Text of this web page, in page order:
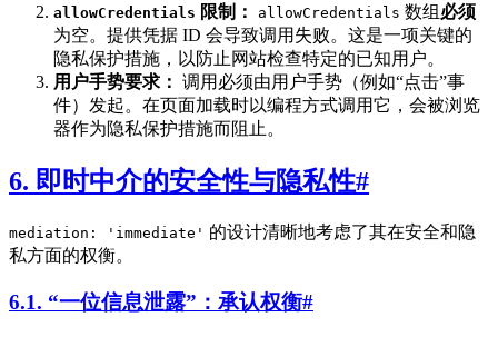
allowCredentials 限制： allowCredentials 数组 必须
为空。提供凭据 ID 会导致调用失败。这是一项关键的
隐私保护措施，以防止网站检查特定的已知用户。
用户手势要求： 调用必须由用户手势（例如“点击”事
件）发起。在页面加载时以编程方式调用它，会被浏览
器作为隐私保护措施而阻止。
6. 即时中介的安全性与隐私性#
mediation: 'immediate' 的设计清晰地考虑了其在安全和隐
私方面的权衡。
6.1. “一位信息泄露”：承认权衡#